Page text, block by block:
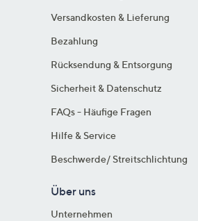
Versandkosten & Lieferung
Bezahlung
Rücksendung & Entsorgung
Sicherheit & Datenschutz
FAQs - Häufige Fragen
Hilfe & Service
Beschwerde/ Streitschlichtung
Über uns
Unternehmen